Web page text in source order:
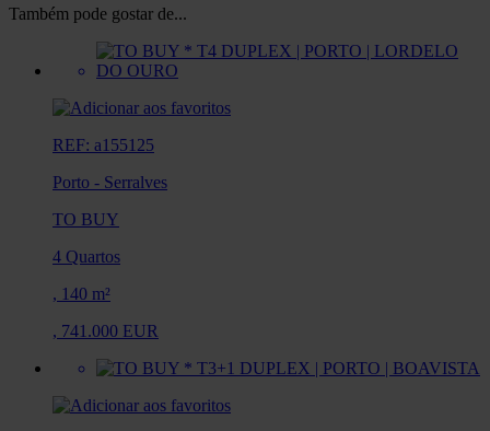
Também pode gostar de...
REF: a155125
Porto - Serralves
TO BUY
4 Quartos
, 140 m²
, 741.000 EUR